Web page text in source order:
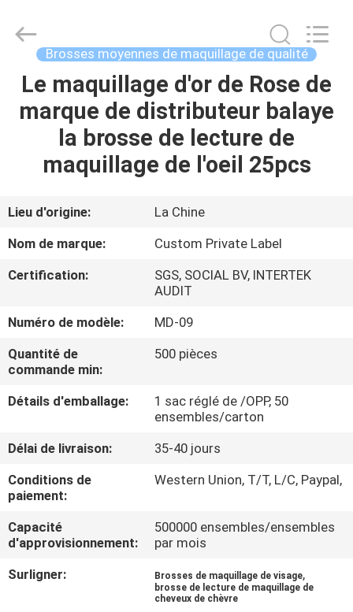
MAISON
PRODUITS
SUJET
DE
NOUS
VISITE
D'USINE
CONTRÔLE
QUALITÉ
PLAN
DU
SITE
Chanmy
Cosmetics
Reserved.
Brosses moyennes de maquillage de qualité
Le maquillage d'or de Rose de
marque de distributeur balaye
la brosse de lecture de
maquillage de l'oeil 25pcs
Lieu d'origine:
La Chine
Nom de marque:
Custom Private Label
Certification:
SGS, SOCIAL BV, INTERTEK
AUDIT
Numéro de modèle:
MD-09
Quantité de
commande min:
500 pièces
Détails d'emballage:
1 sac réglé de /OPP, 50
ensembles/carton
Délai de livraison:
35-40 jours
Conditions de
paiement:
Western Union, T/T, L/C, Paypal,
Capacité
d'approvisionnement:
500000 ensembles/ensembles
par mois
Surligner:
Brosses de maquillage de visage,
brosse de lecture de maquillage de
cheveux de chèvre